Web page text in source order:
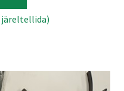
järeltellida)